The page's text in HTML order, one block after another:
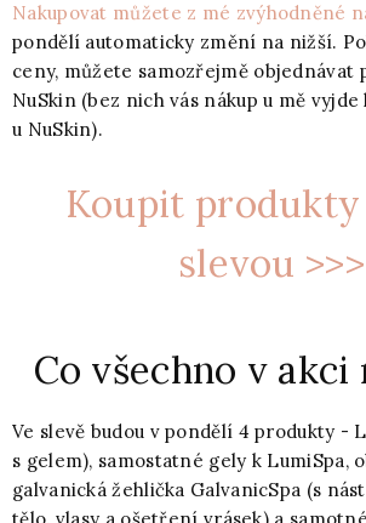
Nakupovat můžete z mé zvýhodněné
pondělí automaticky změní na nižší.
ceny, můžete samozřejmě objednávat
NuSkin (bez nich vás nákup u mě
u NuSkin).
Koupit produkty
slevou >>>
Co všechno v akci
Ve slevě budou v pondělí 4 produkty -
s gelem), samostatné gely k LumiSpa,
galvanická žehlička GalvanicSpa (s